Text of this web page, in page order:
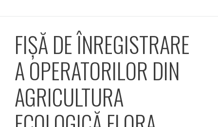
FIŞĂ DE ÎNREGISTRARE
A OPERATORILOR DIN
AGRICULTURA